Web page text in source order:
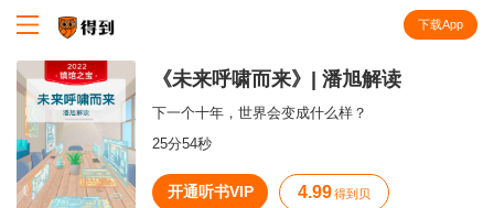
下载App
《未来呼啸而来》| 潘旭解读
下一个十年，世界会变成什么样？
25分54秒
开通听书VIP 4.99 得到贝